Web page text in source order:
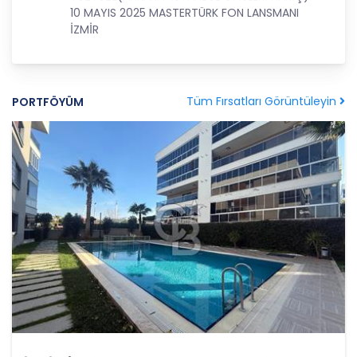
tarafından silinecek, yok edilecek veya anonim
hale getirilecektir.
Kanunun 4. Maddedeki Temel İlkelerin Tümüne
Uygun Şekilde Yürütülmesi
Kişisel veriler kural olarak, KVK Kanunu’nun 5.
maddesinde belirtilen şartlardan bir veya
birkaçına uygun olarak işlenecek CB Gayrimenkul
Franchising Pazarlama ve Danışmanlık Hizmetleri
A.Ş. tarafından, Şirket iş birimlerinin yürütmekte
olduğu kişisel veri işleme faaliyetlerinin bu
şartlardan bir veya bir kaçına dayalı olarak
yürütülüp yürütülmediği tespit edilecek, bu
şartlardan bir veya bir kaçını sağlamayan kişisel
veri işleme faaliyetleri süreçlerde yer
almayacaktır. Kişisel veri işleme faaliyetlerinin
kişisel veri işleme şartlarından bir veya birkaçına
10 MAYIS 2025 MASTERTÜRK FON LANSMANI
İZMİR
PORTFÖYÜM Tüm Fırsatları Görüntüleyin